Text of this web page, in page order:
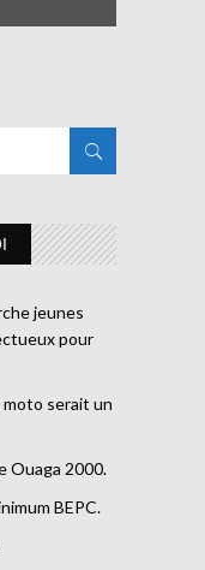
jeunes
pour
serait un
Ouaga 2000.
BEPC.